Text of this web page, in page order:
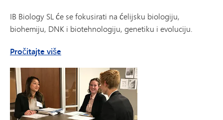
IB Biology SL će se fokusirati na ćelijsku biologiju,
biohemiju, DNK i biotehnologiju, genetiku i evoluciju.
Pročitajte više